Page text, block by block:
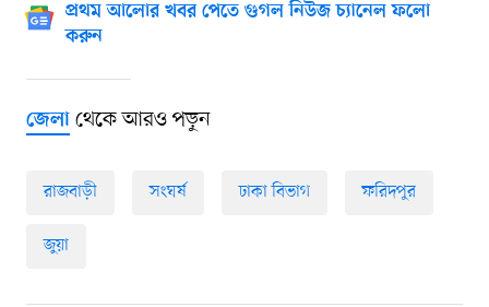
প্রথম আলোর খবর পেতে গুগল নিউজ চ্যানেল ফলো
করুন
জেলাথেকে আরও পড়ুন
রাজবাড়ী সংঘর্ষ ঢাকা বিভাগ ফরিদপুর
জুয়া